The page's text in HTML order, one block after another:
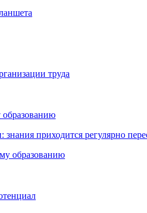
труда
образованию
приходится регулярно